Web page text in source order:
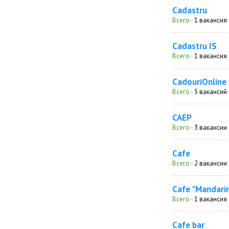
Cadastru
Всего · 1 вакансия
Cadastru IS
Всего · 1 вакансия
CadouriOnline
Всего · 5 вакансий
CAEP
Всего · 3 вакансии
Cafe
Всего · 2 вакансии
Cafe
Всего · 1 вакансия
Cafe bar